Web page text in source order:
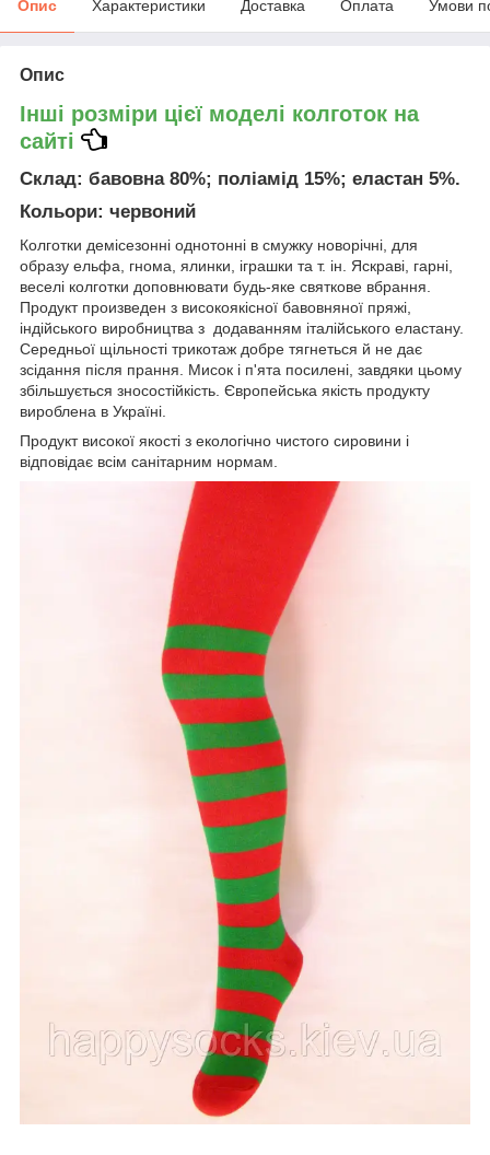
Опис Характеристики Доставка Оплата Умови
Опис
Інші розміри цієї моделі колготок на
сайті
Склад: бавовна 80%; поліамід 15%; еластан 5%.
Кольори: червоний
Колготки демісезонні однотонні в смужку новорічні, для
образу ельфа, гнома, ялинки, іграшки та т. ін. Яскраві, гарні,
веселі колготки доповнювати будь-яке святкове вбрання.
Продукт произведен з високоякісної бавовняної пряжі,
індійського виробництва з додаванням італійського еластану.
Середньої щільності трикотаж добре тягнеться й не дає
зсідання після прання. Мисок і п'ята посилені, завдяки цьому
збільшується зносостійкість. Європейська якість продукту
вироблена в Україні.
Продукт високої якості з екологічно чистого сировини і
відповідає всім санітарним нормам.